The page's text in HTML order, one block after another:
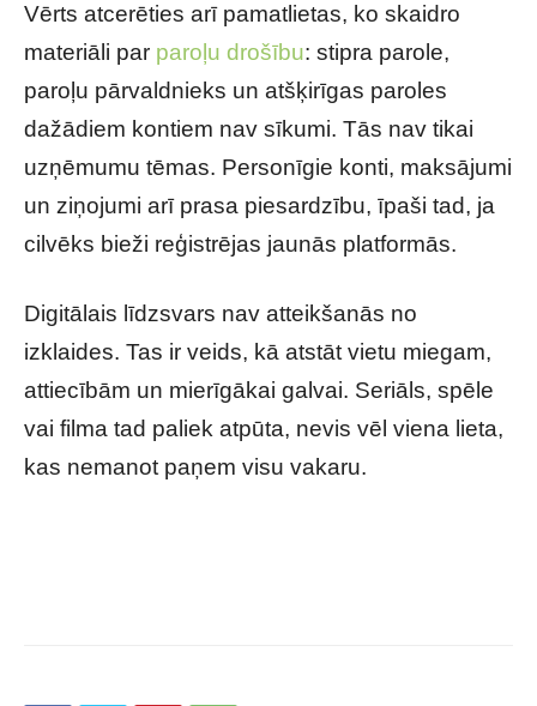
Vērts atcerēties arī pamatlietas, ko skaidro
materiāli par paroļu drošību: stipra parole,
paroļu pārvaldnieks un atšķirīgas paroles
dažādiem kontiem nav sīkumi. Tās nav tikai
uzņēmumu tēmas. Personīgie konti, maksājumi
un ziņojumi arī prasa piesardzību, īpaši tad, ja
cilvēks bieži reģistrējas jaunās platformās.
Digitālais līdzsvars nav atteikšanās no
izklaides. Tas ir veids, kā atstāt vietu miegam,
attiecībām un mierīgākai galvai. Seriāls, spēle
vai filma tad paliek atpūta, nevis vēl viena lieta,
kas nemanot paņem visu vakaru.